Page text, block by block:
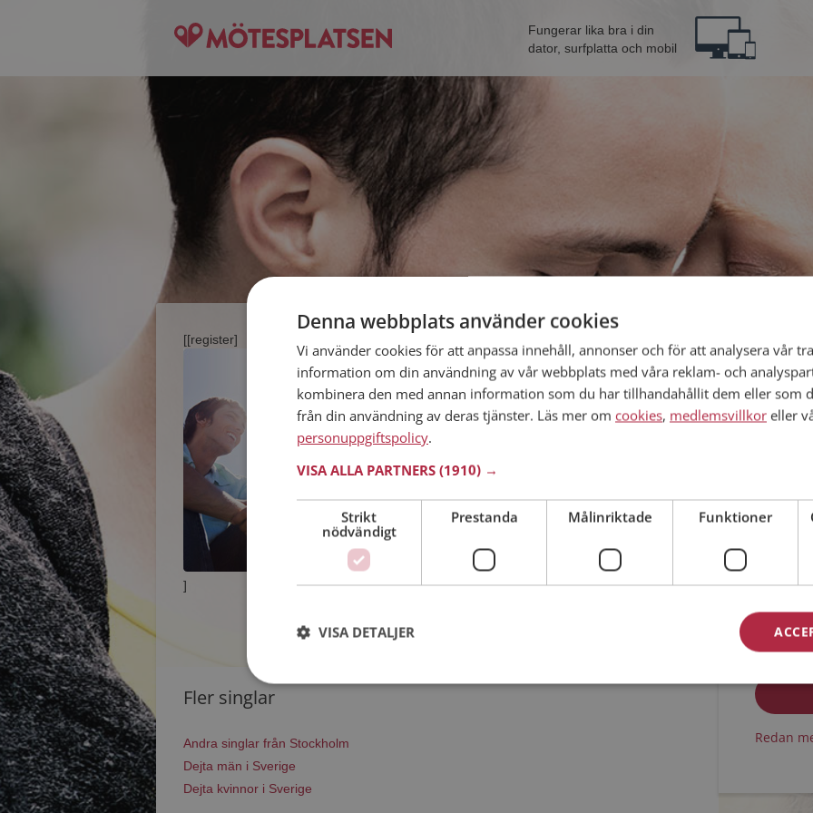
Fungerar lika bra i din
dator, surfplatta och mobil
[[register]
]
Fler singlar
Andra singlar från Stockholm
Dejta män i Sverige
Dejta kvinnor i Sverige
Bli
Jag är en:
Jag
Jag
Redan
Denna webbplats använder cookies
Vi använder cookies för att anpassa innehåll, annonser och för att analysera vår
information om din användning av vår webbplats med våra reklam- och
kombinera den med annan information som du har tillhandahållit dem eller som
från din användning av deras tjänster. Läs mer om cookies, medlemsvillkor eller
personuppgiftspolicy.
VISA ALLA PARTNERS (1910) →
Strikt
nödvändigt
Prestanda Målinriktade Funktioner
VISA DETALJER